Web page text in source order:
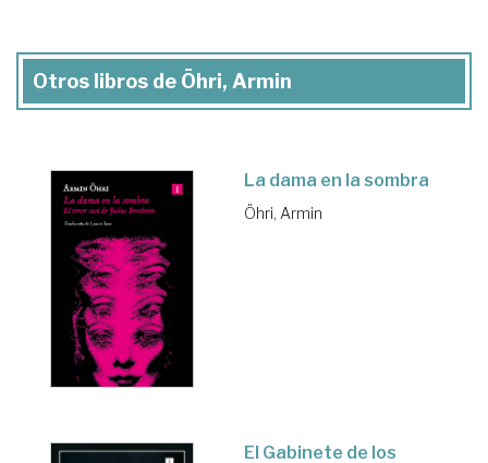
Otros libros de Öhri, Armin
La dama en la sombra
Öhri, Armin
El Gabinete de los